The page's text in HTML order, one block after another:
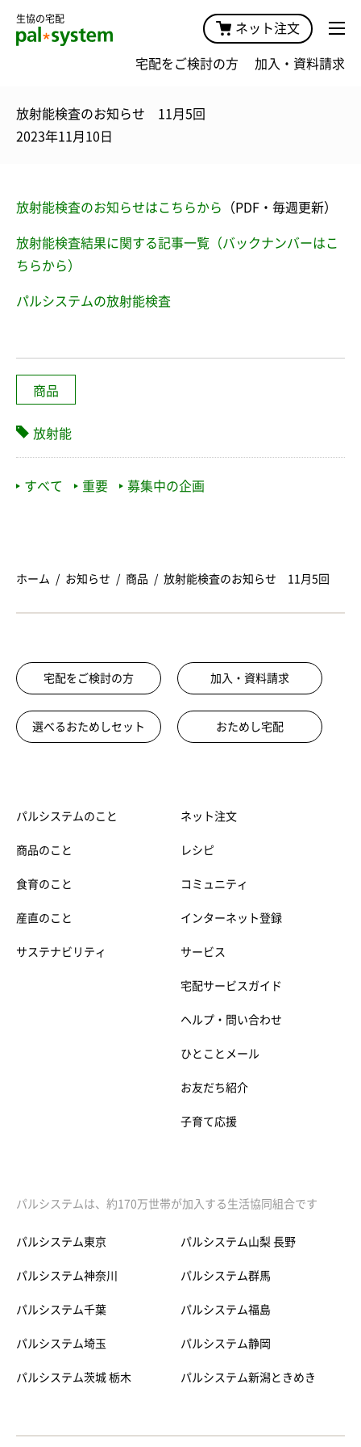
生協の宅配
ネット注文
宅配をご検討の方 加入・資料請求
放射能検査のお知らせ 11月5回
2023年11月10日
放射能検査のお知らせはこちらから （PDF・毎週更新）
放射能検査結果に関する記事一覧（バックナンバーはこ
ちらから）
パルシステムの放射能検査
商品
放射能
すべて 重要 募集中の企画
ホーム お知らせ 商品 放射能検査のお知らせ 11月5回
宅配をご検討の方 加入・資料請求
選べるおためしセット おためし宅配
パルシステムのこと
商品のこと
食育のこと
産直のこと
サステナビリティ
ネット注文
レシピ
コミュニティ
インターネット登録
サービス
宅配サービスガイド
ヘルプ・問い合わせ
ひとことメール
お友だち紹介
子育て応援
パルシステムは、約170万世帯が加入する生活協同組合です
パルシステム東京
パルシステム神奈川
パルシステム千葉
パルシステム埼玉
パルシステム茨城 栃木
パルシステム山梨 長野
パルシステム群馬
パルシステム福島
パルシステム静岡
パルシステム新潟ときめき